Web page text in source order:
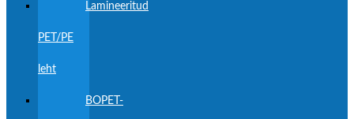
Lamineeritud
PET/PE
leht
BOPET-